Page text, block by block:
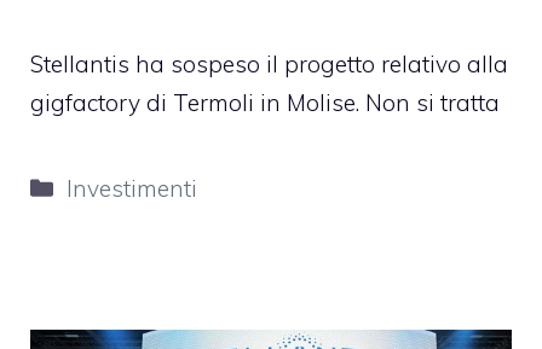
Stellantis ha sospeso il progetto relativo alla
gigfactory di Termoli in Molise. Non si tratta
Categorie
Investimenti